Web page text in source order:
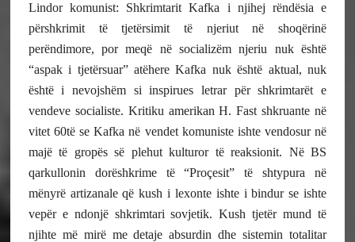
Lindor komunist: Shkrimtarit Kafka i njihej rëndësia e
përshkrimit të tjetërsimit të njeriut në shoqërinë
perëndimore, por meqë në socializëm njeriu nuk është
“aspak i tjetërsuar” atëhere Kafka nuk është aktual, nuk
është i nevojshëm si inspirues letrar për shkrimtarët e
vendeve socialiste. Kritiku amerikan H. Fast shkruante në
vitet 60të se Kafka në vendet komuniste ishte vendosur në
majë të gropës së plehut kulturor të reaksionit. Në BS
qarkullonin dorëshkrime të “Proçesit” të shtypura në
mënyrë artizanale që kush i lexonte ishte i bindur se ishte
vepër e ndonjë shkrimtari sovjetik. Kush tjetër mund të
njihte më mirë me detaje absurdin dhe sistemin totalitar